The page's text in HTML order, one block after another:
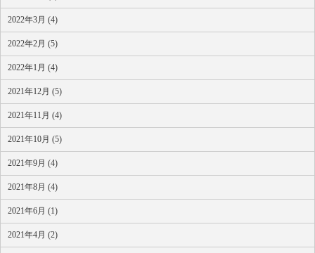
2022年3月 (4)
2022年2月 (5)
2022年1月 (4)
2021年12月 (5)
2021年11月 (4)
2021年10月 (5)
2021年9月 (4)
2021年8月 (4)
2021年6月 (1)
2021年4月 (2)